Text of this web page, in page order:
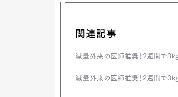
関連記事
減量外来の医師推奨！2週間で3kg
減量外来の医師推奨！2週間で3kg